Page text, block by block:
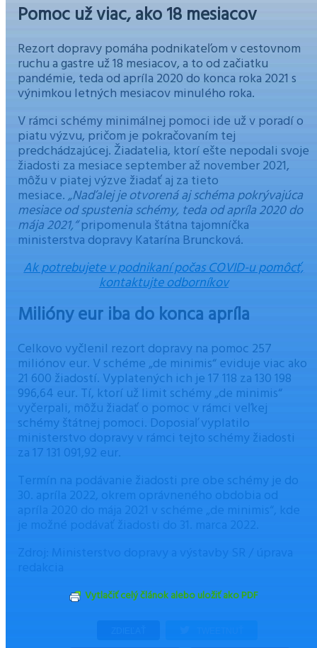
Pomoc už viac, ako 18 mesiacov
Rezort dopravy pomáha podnikateľom v cestovnom
ruchu a gastre už 18 mesiacov, a to od začiatku
pandémie, teda od apríla 2020 do konca roka 2021 s
výnimkou letných mesiacov minulého roka.
V rámci schémy minimálnej pomoci ide už v poradí o
piatu výzvu, pričom je pokračovaním tej
predchádzajúcej. Žiadatelia, ktorí ešte nepodali svoje
žiadosti za mesiace september až november 2021,
môžu v piatej výzve žiadať aj za tieto
mesiace.„Naďalej je otvorená aj schéma pokrývajúca
mesiace od spustenia schémy, teda od apríla 2020 do
mája 2021,“pripomenula štátna tajomníčka
ministerstva dopravy Katarína Bruncková.
Ak potrebujete v podnikaní počas COVID-u pomôcť,
kontaktujte odborníkov
Milióny eur iba do konca apríla
Celkovo vyčlenil rezort dopravy na pomoc 257
miliónov eur. V schéme „de minimis“ eviduje viac ako
21 600 žiadostí. Vyplatených ich je 17 118 za 130 198
996,64 eur. Tí, ktorí už limit schémy „de minimis“
vyčerpali, môžu žiadať o pomoc v rámci veľkej
schémy štátnej pomoci. Doposiaľ vyplatilo
ministerstvo dopravy v rámci tejto schémy žiadosti
za 17 131 091,92 eur.
Termín na podávanie žiadosti pre obe schémy je do
30. apríla 2022, okrem oprávneného obdobia od
Vytlačiť celý článok alebo uložiť ako PDF